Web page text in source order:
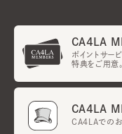
CA4LA
ポイントサー
特典をご用意。
CA4LA
CA4LAでのお